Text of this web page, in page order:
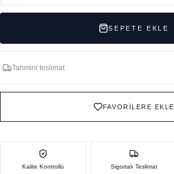
SEPETE EKLE
Tahmini teslimat
FAVORİLERE EKLE
Kalite Kontrollü Sigortalı Teslimat